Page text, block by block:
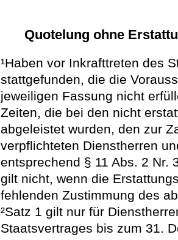
Quotelung ohne
¹Haben vor Inkrafttreten des
stattgefunden, die die
jeweiligen Fassung nicht
Zeiten, die bei den nicht
abgeleistet wurden, den zur
verpflichteten Dienstherren
entsprechend § 11 Abs. 2 Nr.
gilt nicht, wenn die
fehlenden Zustimmung des
²Satz 1 gilt nur für
Staatsvertrages bis zum 31.